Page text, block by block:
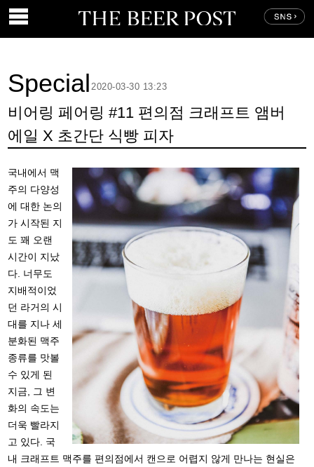
Special
비어링 페어링 #11 편의점 크래프트 앰버
에일 X 초간단 식빵 피자
2020-03-30 13:23
국내에서 맥
주의 다양성
에 대한 논의
가 시작된 지
도 꽤 오랜
시간이 지났
다. 너무도
지배적이었
던 라거의 시
대를 지나 세
분화된 맥주
종류를 맛볼
수 있게 된
지금, 그 변
화의 속도는
더욱 빨라지
고 있다. 국
내 크래프트 맥주를 편의점에서 캔으로 어렵지 않게 만나는 현실은